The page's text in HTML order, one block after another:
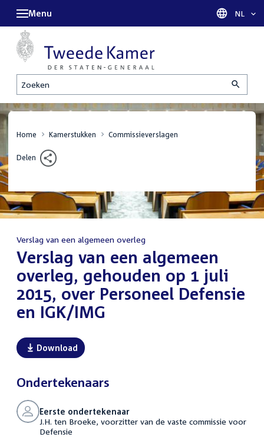
Zoeken
Menu Taal
NL
Home Kamerstukken Commissieverslagen
Delen
Verslag van een algemeen overleg
:Verslag van een algemeen
overleg, gehouden op 1 juli
2015, over Personeel Defensie
en IGK/IMG
Download
Ondertekenaars
Eerste ondertekenaar
J.H. ten Broeke, voorzitter van de vaste commissie voor
Defensie